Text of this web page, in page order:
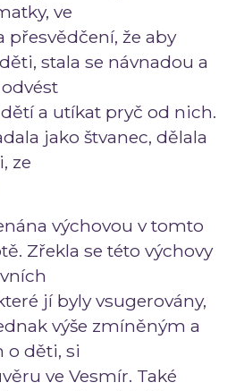
ve
přesvědčení, že aby
stala se návnadou a
a utíkat pryč od nich.
jako štvanec, dělala
ze
výchovou v tomto
Zřekla se této výchovy
jí byly vsugerovány,
výše zmíněným a
o děti, si
ve Vesmír. Také